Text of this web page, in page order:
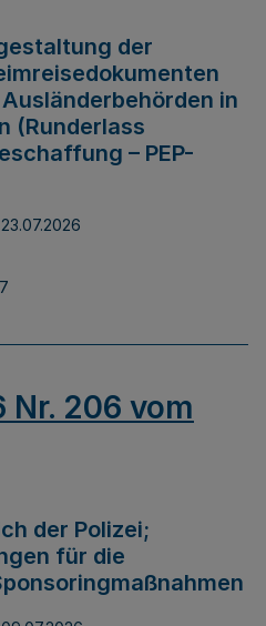
der
in
(Runderlass
– PEP-
23.07.2026
Nr. 206 vom
der Polizei;
für die